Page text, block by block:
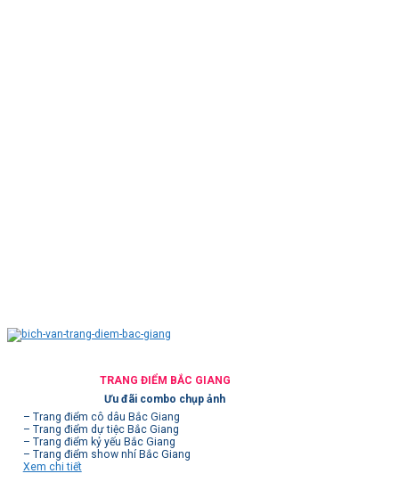
TRANG ĐIỂM BẮC GIANG
Ưu đãi combo chụp ảnh
– Trang điểm cô dâu Bắc Giang
– Trang điểm dự tiệc Bắc Giang
– Trang điểm kỷ yếu Bắc Giang
– Trang điểm show nhí Bắc Giang
Xem chi tiết